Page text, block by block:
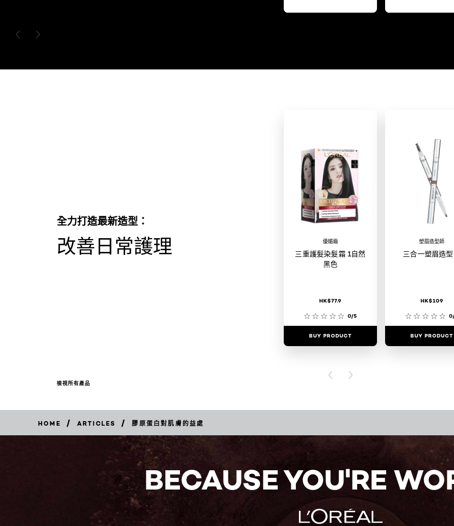
PREVIOUS CARD
NEXT CARD
改善日常護理
全力打造最新造型：
優媚霜
三重護髮染髮霜 1自然
黑色
HK$77.9
0/5
BUY PRODUCT
塑眉造型師
三合一塑眉造
HK$109
BUY PRODUCT
PREVIOUS CARD
NEXT CARD
檢視所有產品
HOME / ARTICLES / 膠原蛋白對肌膚的益處
BECAUSE YOU'RE